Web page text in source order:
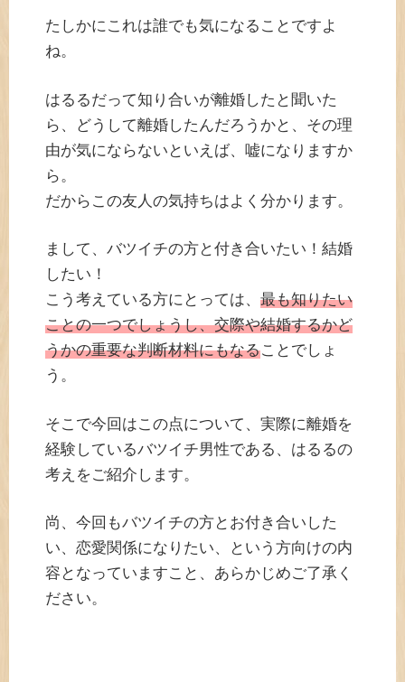
たしかにこれは誰でも気になることですよ
ね。
はるるだって知り合いが離婚したと聞いた
ら、どうして離婚したんだろうかと、その理
由が気にならないといえば、嘘になりますか
ら。
だからこの友人の気持ちはよく分かります。
まして、バツイチの方と付き合いたい！結婚
したい！
こう考えている方にとっては、 最も知りたい
ことの一つでしょうし、交際や結婚するかど
うかの重要な判断材料にもなることでしょ
う。
そこで今回はこの点について、実際に離婚を
経験しているバツイチ男性である、はるるの
考えをご紹介します。
尚、今回もバツイチの方とお付き合いした
い、恋愛関係になりたい、という方向けの内
容となっていますこと、あらかじめご了承く
ださい。